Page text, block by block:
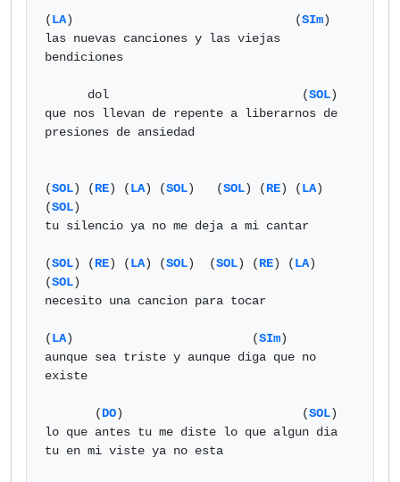
(LA)                               (SIm)
las nuevas canciones y las viejas
bendiciones
      dol                           (
SOL)
que nos llevan de repente a liberarnos de
presiones de ansiedad
(SOL) (RE) (LA) (SOL)   (SOL) (RE) (LA)
(SOL)
tu silencio ya no me deja a mi cantar
(SOL) (RE) (LA) (SOL)  (SOL) (RE) (LA)
(SOL)
necesito una cancion para tocar
(LA)                         (SIm)
aunque sea triste y aunque diga que no
existe
       (
DO)                         (SOL)
lo que antes tu me diste lo que algun dia
tu en mi viste ya no esta